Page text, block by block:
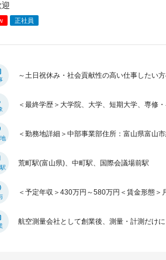
正社員
～土日祝休み・社会貢献性の高い仕事したい
＜最終学歴＞大学院、大学、短期大学、専修
＜勤務地詳細＞中部事業部住所：富山県富山
荒町駅(富山県)、中町駅、国際会議場前駅
＜予定年収＞430万円～580万円＜賃金形態
航空測量会社として創業後、測量・計測だけ